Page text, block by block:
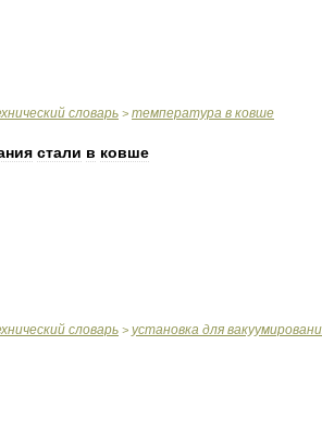
словарь > температура в ковше
стали в ковше
словарь > установка для